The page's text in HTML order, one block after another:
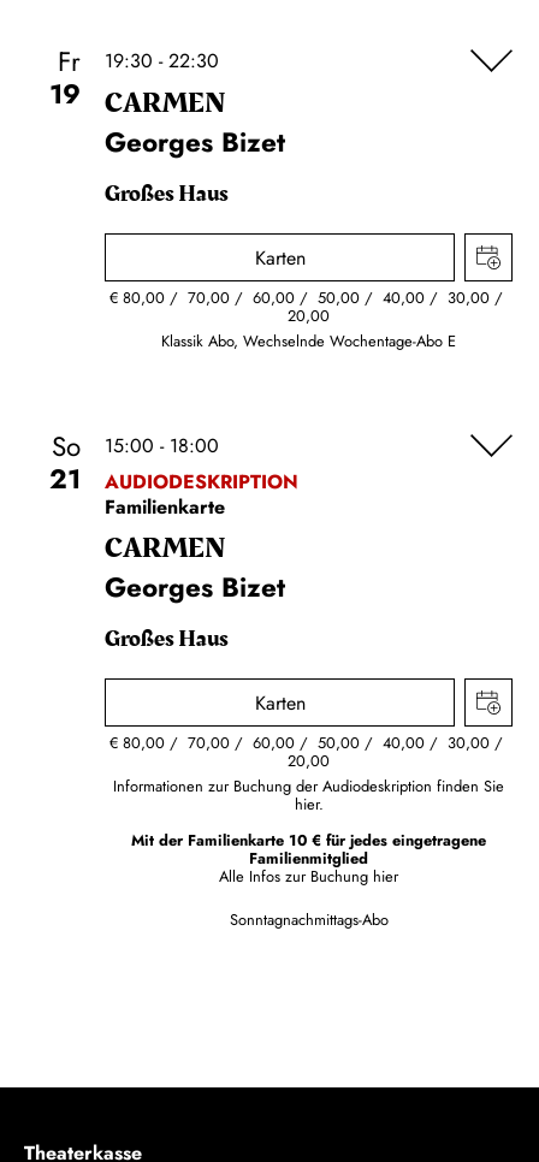
Fr
19
19:30 - 22:30
CARMEN
Georges Bizet
Großes Haus
Karten
€80,00 70,00 60,00 50,00 40,00 30,00
20,00
Klassik Abo, Wechselnde Wochentage-Abo E
So
21
15:00 - 18:00
AUDIODESKRIPTION
Familienkarte
CARMEN
Georges Bizet
Großes Haus
Karten
€80,00 70,00 60,00 50,00 40,00 30,00
20,00
Informationen zur Buchung der Audiodeskription finden Sie
hier.
Mit der Familienkarte 10 € für jedes eingetragene
Familienmitglied
Alle Infos zur Buchung hier
Sonntagnachmittags-Abo
Theaterkasse